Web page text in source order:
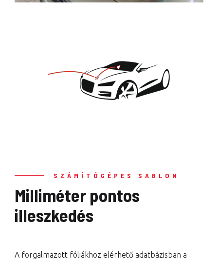
SZÁMÍTÓGÉPES SABLON
Milliméter pontos
illeszkedés
A forgalmazott fóliákhoz elérhető adatbázisban a